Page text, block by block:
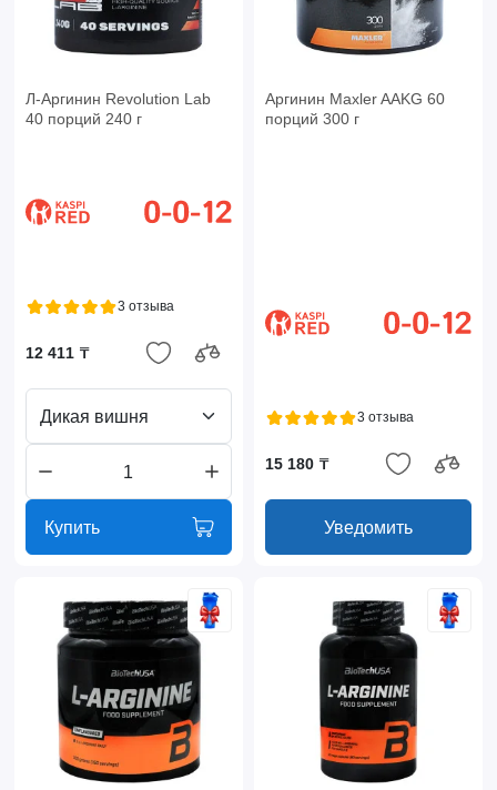
Л-Аргинин Revolution Lab
40 порций 240 г
3 отзыва
12 411 ₸
Дикая вишня
Купить
Аргинин Maxler AAKG 60
порций 300 г
3 отзыва
15 180 ₸
Уведомить